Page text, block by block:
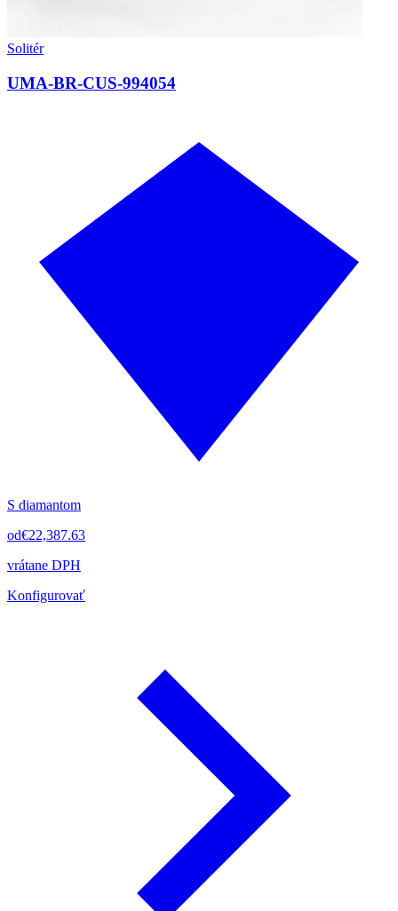
Solitér
UMA-BR-CUS-994054
S diamantom
od€22,387.63
vrátane DPH
Konfigurovať